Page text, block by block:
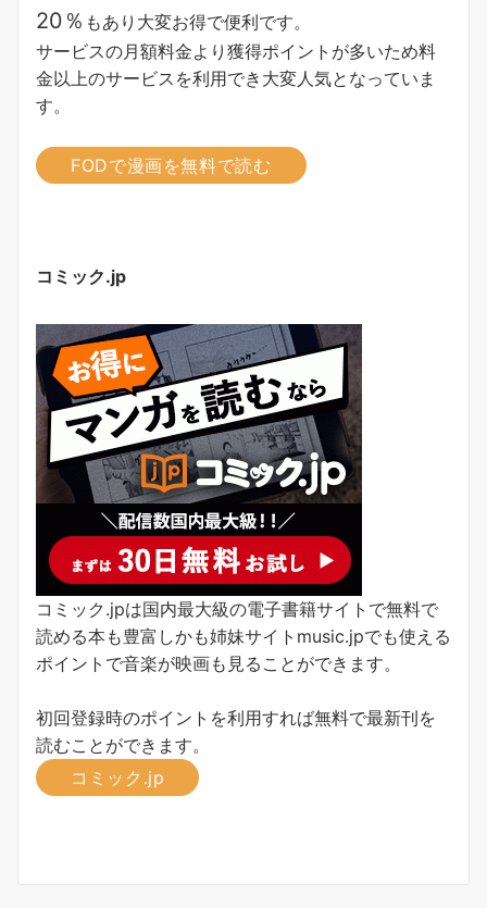
20％ もあり大変お得で便利です。
サービスの月額料金より獲得ポイントが多いため料
金以上のサービスを利用でき大変人気となっていま
す。
FODで漫画を無料で読む
コミック.jp
コミック.jpは国内最大級の電子書籍サイトで無料で
読める本も豊富しかも姉妹サイトmusic.jpでも使える
ポイントで音楽が映画も見ることができます。
初回登録時のポイントを利用すれば無料で最新刊を
読むことができます。
コミック.jp